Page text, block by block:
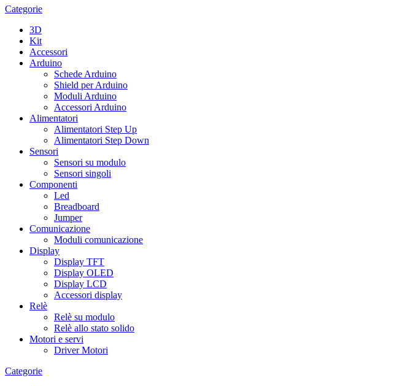
Categorie
3D
Kit
Accessori
Arduino
Schede Arduino
Shield per Arduino
Moduli Arduino
Accessori Arduino
Alimentatori
Alimentatori Step Up
Alimentatori Step Down
Sensori
Sensori su modulo
Sensori singoli
Componenti
Led
Breadboard
Jumper
Comunicazione
Moduli comunicazione
Display
Display TFT
Display OLED
Display LCD
Accessori display
Relè
Relè su modulo
Relè allo stato solido
Motori e servi
Driver Motori
Categorie